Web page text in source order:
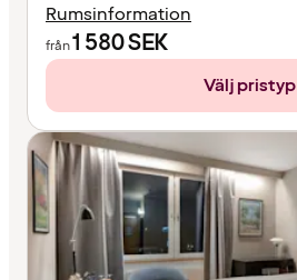
Rumsinformation
från1 580SEK
Välj pristyp